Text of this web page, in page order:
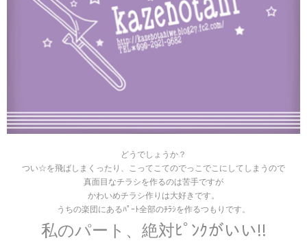
どうでしょうか？
つい☆を飛ばしまくったり、こってこてのでっこでこにしてしまうので
真面目なチラシを作るのは苦手ですが
かわいめチラシ作りは大好きです。
うちの楽団にあるﾊﾟｰﾄ全部のﾁﾗｼを作るつもりです。
私のパート、絶対ﾋﾟﾝｸがいい!!